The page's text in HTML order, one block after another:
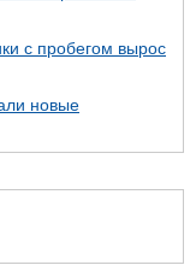
с пробегом вырос
новые